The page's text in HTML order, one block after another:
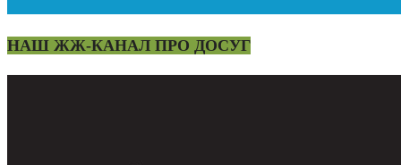
НАШ ЖЖ-КАНАЛ ПРО ДОСУГ